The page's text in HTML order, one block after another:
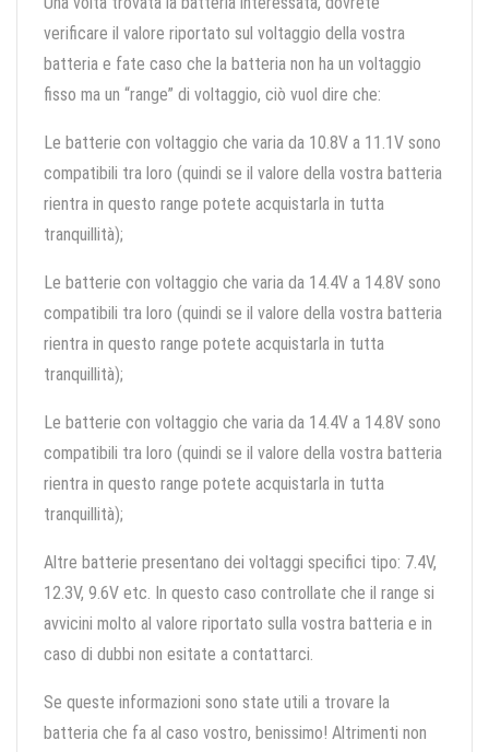
verificare il valore riportato sul voltaggio della vostra
batteria e fate caso che la batteria non ha un voltaggio
fisso ma un “range” di voltaggio, ciò vuol dire che:
Le batterie con voltaggio che varia da 10.8V a 11.1V sono
compatibili tra loro (quindi se il valore della vostra batteria
rientra in questo range potete acquistarla in tutta
tranquillità);
Le batterie con voltaggio che varia da 14.4V a 14.8V sono
compatibili tra loro (quindi se il valore della vostra batteria
rientra in questo range potete acquistarla in tutta
tranquillità);
Le batterie con voltaggio che varia da 14.4V a 14.8V sono
compatibili tra loro (quindi se il valore della vostra batteria
rientra in questo range potete acquistarla in tutta
tranquillità);
Altre batterie presentano dei voltaggi specifici tipo: 7.4V,
12.3V, 9.6V etc. In questo caso controllate che il range si
avvicini molto al valore riportato sulla vostra batteria e in
caso di dubbi non esitate a contattarci.
Se queste informazioni sono state utili a trovare la
batteria che fa al caso vostro, benissimo! Altrimenti non